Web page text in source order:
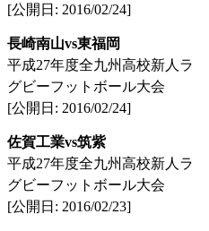
[公開日: 2016/02/24]
長崎南山vs東福岡
平成27年度全九州高校新人ラ
グビーフットボール大会
[公開日: 2016/02/24]
佐賀工業vs筑紫
平成27年度全九州高校新人ラ
グビーフットボール大会
[公開日: 2016/02/23]